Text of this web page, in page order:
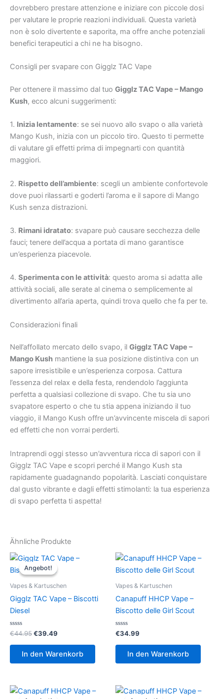
dovrebbero prestare attenzione e iniziare con piccole dosi
per valutare le proprie reazioni individuali. Questa varietà
non è solo divertente e saporita, ma offre anche potenziali
benefici terapeutici a chi ne ha bisogno.
Consigli per svapare con Gigglz TAC Vape
Per ottenere il massimo dal tuo Gigglz TAC Vape – Mango
Kush, ecco alcuni suggerimenti:
1. Inizia lentamente: se sei nuovo allo svapo o alla varietà
Mango Kush, inizia con un piccolo tiro. Questo ti permette
di valutare gli effetti prima di impegnarti con quantità
maggiori.
2. Rispetto dell’ambiente: scegli un ambiente confortevole
dove puoi rilassarti e goderti l’aroma e il sapore di Mango
Kush senza distrazioni.
3. Rimani idratato: svapare può causare secchezza delle
fauci; tenere dell’acqua a portata di mano garantisce
un’esperienza piacevole.
4. Sperimenta con le attività: questo aroma si adatta alle
attività sociali, alle serate al cinema o semplicemente al
divertimento all’aria aperta, quindi trova quello che fa per te.
Considerazioni finali
Nell’affollato mercato dello svapo, il Gigglz TAC Vape –
Mango Kush mantiene la sua posizione distintiva con un
sapore irresistibile e un’esperienza corposa. Cattura
l’essenza del relax e della festa, rendendolo l’aggiunta
perfetta a qualsiasi collezione di svapo. Che tu sia uno
svapatore esperto o che tu stia appena iniziando il tuo
viaggio, il Mango Kush offre un’avvincente miscela di sapori
ed effetti che non vorrai perderti.
Intraprendi oggi stesso un’avventura ricca di sapori con il
Gigglz TAC Vape e scopri perché il Mango Kush sta
rapidamente guadagnando popolarità. Lasciati conquistare
dal gusto vibrante e dagli effetti stimolanti: la tua esperienza
di svapo perfetta ti aspetta!
Ähnliche Produkte
Angebot!
Angebot!
Vapes & Kartuschen
Gigglz TAC Vape – Biscotti
Diesel
Bewertet
0
€44.95Ursprünglicher
war:
€44.95
€39.49
€39.49.
In den Warenkorb
Vapes & Kartuschen
Canapuff HHCP Vape –
Biscotto delle Girl Scout
Bewertet
0
€34.99
In den Warenkorb